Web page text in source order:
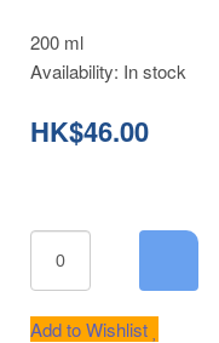
200 ml
Availability: In stock
HK$46.00
Add to Wishlist